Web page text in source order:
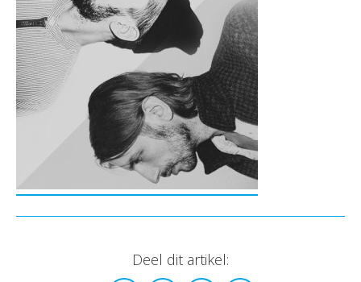
Deel dit artikel: